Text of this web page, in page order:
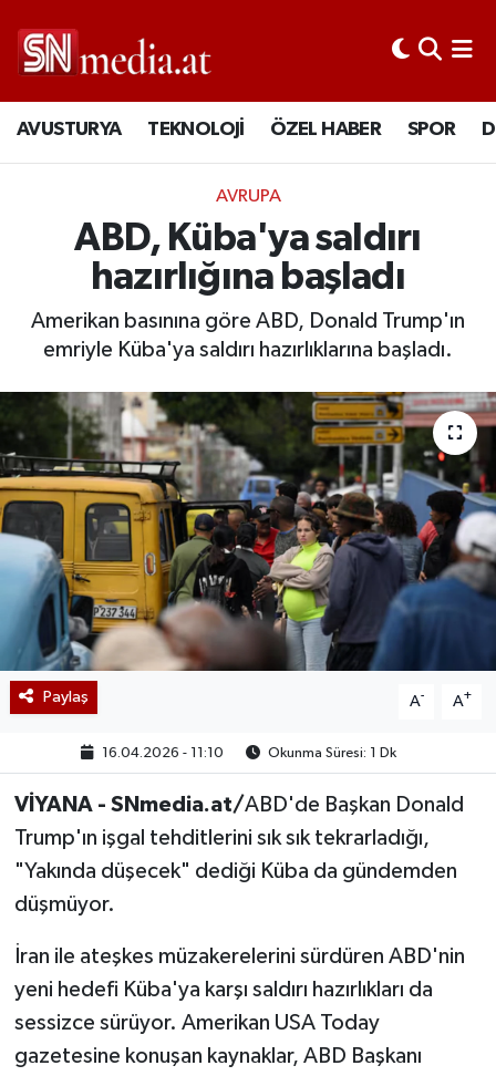
AVUSTURYA TEKNOLOJİ ÖZEL HABER SPOR
AVRUPA
ABD, Küba'ya saldırı
hazırlığına başladı
Amerikan basınına göre ABD, Donald Trump'ın
emriyle Küba'ya saldırı hazırlıklarına başladı.
Paylaş A- A+
16.04.2026 - 11:10 Okunma Süresi: 1 Dk
VİYANA - SNmedia.at/ABD'de Başkan Donald
Trump'ın işgal tehditlerini sık sık tekrarladığı,
"Yakında düşecek" dediği Küba da gündemden
düşmüyor.
İran ile ateşkes müzakerelerini sürdüren ABD'nin
yeni hedefi Küba'ya karşı saldırı hazırlıkları da
sessizce sürüyor. Amerikan USA Today
gazetesine konuşan kaynaklar, ABD Başkanı